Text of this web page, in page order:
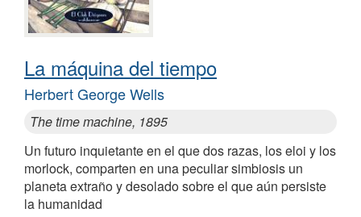
La máquina del tiempo
Herbert George Wells
The time machine, 1895
Un futuro inquietante en el que dos razas, los eloi y los
morlock, comparten en una peculiar simbiosis un
planeta extraño y desolado sobre el que aún persiste
la humanidad